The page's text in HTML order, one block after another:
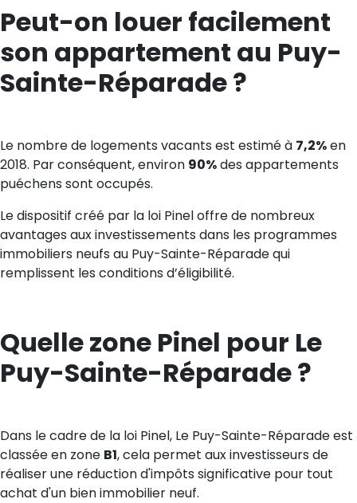
Peut-on louer facilement
son appartement au Puy-
Sainte-Réparade ?
Le nombre de logements vacants est estimé à 7,2%en
2018. Par conséquent, environ 90%des appartements
puéchens sont occupés.
Le dispositif créé par la loi Pinel offre de nombreux
avantages aux investissements dans les programmes
immobiliers neufs au Puy-Sainte-Réparade qui
remplissent les conditions d’éligibilité.
Quelle zone Pinel pour Le
Puy-Sainte-Réparade ?
Dans le cadre de la loi Pinel, Le Puy-Sainte-Réparade est
classée en zone B1, cela permet aux investisseurs de
réaliser une réduction d'impôts significative pour tout
achat d'un bien immobilier neuf.